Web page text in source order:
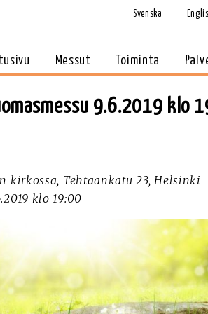
Svenska
Messut Toiminta
9.6.2019 klo
kirkossa, Tehtaankatu 23, Helsinki
klo 19:00